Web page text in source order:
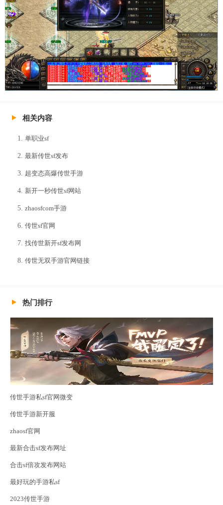
相关内容
单职业sf
最新传世sf发布
超变态高爆传世手游
新开一秒传世sf网站
zhaosfcom手游
传世sf官网
找传世新开sf发布网
传世无双手游官网链接
热门排行
传世手游私sf官网微变
传世手游新开服
zhaosf官网
最新合击sf发布网址
合击sf倍攻发布网站
最好玩的手游私sf
2023传世手游